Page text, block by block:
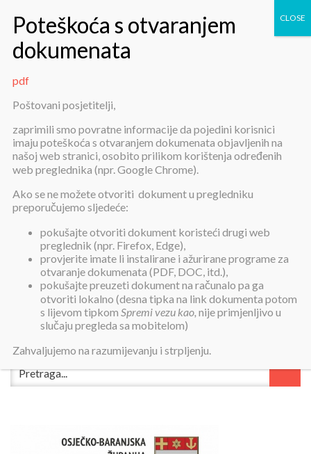
pdf
Objavljeno:27. lipnja 2025.
pdf
Poštovani posjetitelji,
zaprimili smo povratne informacije da pojedini korisnici
imaju poteškoća s otvaranjem dokumenata objavljenih na
našoj web stranici, osobito prilikom korištenja određenih
web preglednika (npr. Google Chrome).
Ako se ne možete otvoriti dokument u pregledniku
preporučujemo sljedeće:
pokušajte otvoriti dokument koristeći drugi web
preglednik (npr. Firefox, Edge),
provjerite imate li instalirane i ažurirane programe za
otvaranje dokumenata (PDF, DOC, itd.),
pokušajte preuzeti dokument na računalo pa ga
otvoriti lokalno (desna tipka na link dokumenta potom
s lijevom tipkom Spremi vezu kao, nije primjenljivo u
slučaju pregleda sa mobitelom)
Zahvaljujemo na razumijevanju i strpljenju.